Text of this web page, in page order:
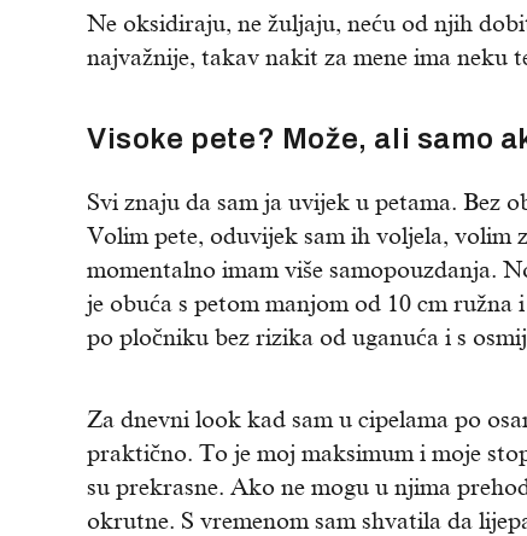
Ne oksidiraju, ne žuljaju, neću od njih
najvažnije, takav nakit za mene ima neku
Visoke pete? Može, ali samo
Svi znaju da sam ja uvijek u petama. Bez
Volim pete, oduvijek sam ih voljela, volim
momentalno imam više samopouzdanja.
je obuća s petom manjom od 10 cm
po pločniku bez rizika od uganuća i s
Za dnevni look kad sam u cipelama po
praktično. To je moj maksimum i moje
su prekrasne. Ako ne mogu u njima
okrutne. S vremenom sam shvatila da